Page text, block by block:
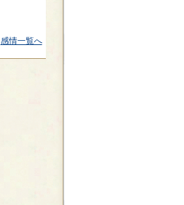
感情一覧へ